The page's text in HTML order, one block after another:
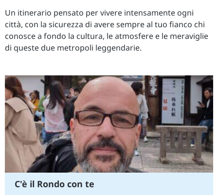
Un itinerario pensato per vivere intensamente ogni
città, con la sicurezza di avere sempre al tuo fianco chi
conosce a fondo la cultura, le atmosfere e le meraviglie
di queste due metropoli leggendarie.
C'è il Rondo con te